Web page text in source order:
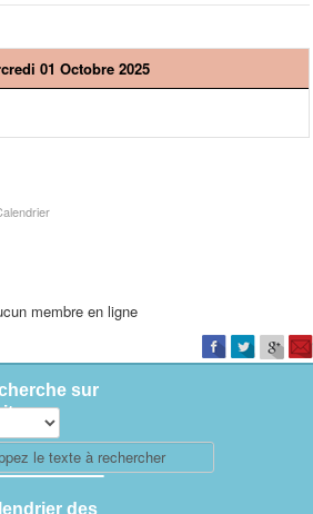
01 Octobre 2025
membre en ligne
sur
des